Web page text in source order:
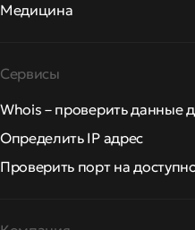
Медицина
Сервисы
Whois – проверить данные
Определить IP адрес
Проверить порт на